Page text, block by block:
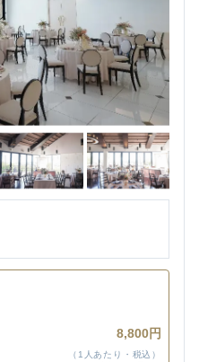
8,800円
（1人あたり・税込）